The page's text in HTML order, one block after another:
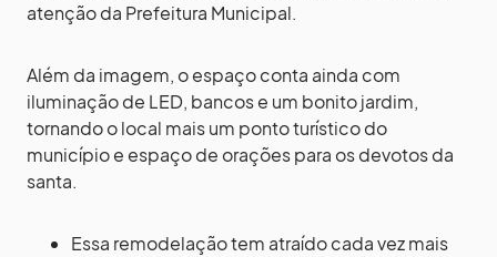
atenção da Prefeitura Municipal.
Além da imagem, o espaço conta ainda com
iluminação de LED, bancos e um bonito jardim,
tornando o local mais um ponto turístico do
município e espaço de orações para os devotos da
santa.
Essa remodelação tem atraído cada vez mais